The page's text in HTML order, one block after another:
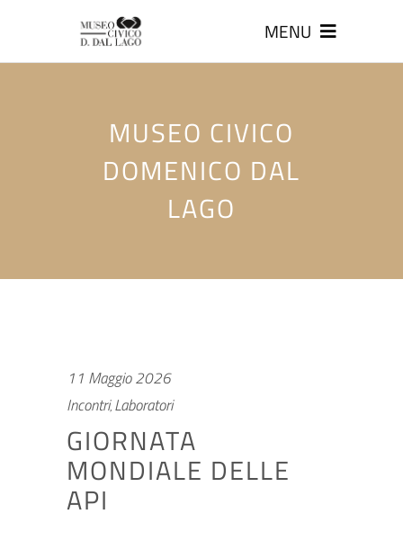
MENU
MUSEO CIVICO
DOMENICO DAL
LAGO
11 Maggio 2026
Incontri, Laboratori
GIORNATA
MONDIALE DELLE
API